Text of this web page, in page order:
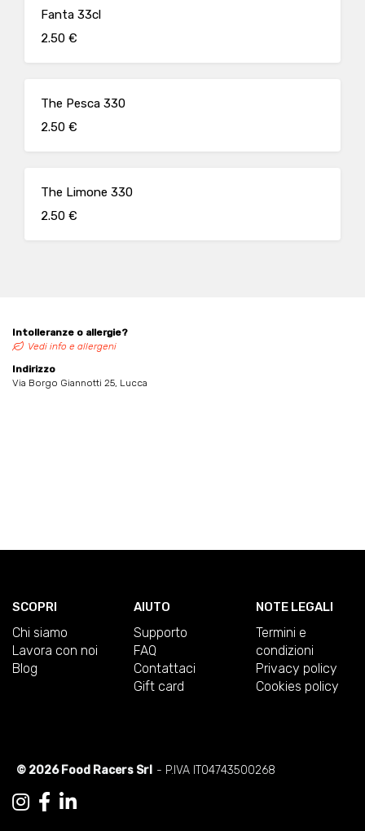
Fanta 33cl
2.50 €
The Pesca 330
2.50 €
The Limone 330
2.50 €
Intolleranze o allergie?
Vedi info e allergeni
Indirizzo
Via Borgo Giannotti 25, Lucca
SCOPRI
Chi siamo
Lavora con noi
Blog
AIUTO
Supporto
FAQ
Contattaci
Gift card
NOTE LEGALI
Termini e
condizioni
Privacy policy
Cookies policy
© 2026 Food Racers Srl - P.IVA IT04743500268